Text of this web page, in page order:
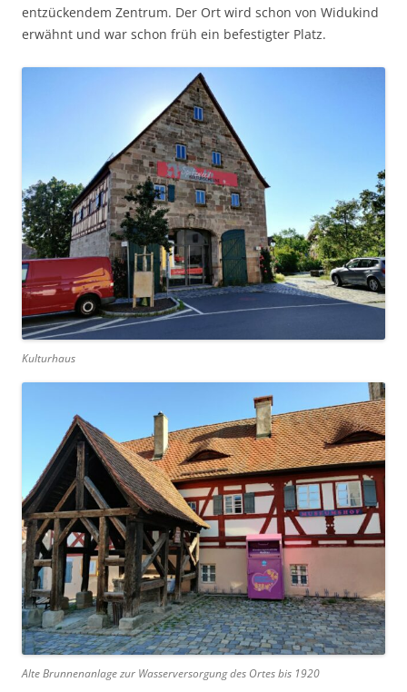
entzückendem Zentrum. Der Ort wird schon von Widukind
erwähnt und war schon früh ein befestigter Platz.
Kulturhaus
Alte Brunnenanlage zur Wasserversorgung des Ortes bis 1920